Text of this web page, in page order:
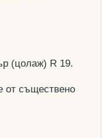
(цолаж) R 19.
от съществено